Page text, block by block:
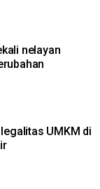
nelayan
UMKM di